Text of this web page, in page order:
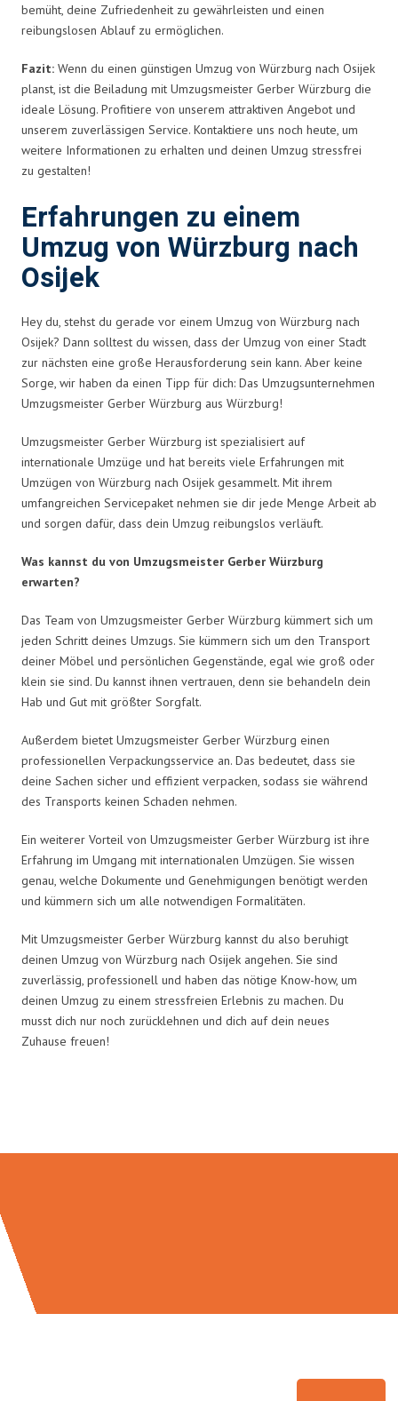
bemüht, deine Zufriedenheit zu gewährleisten und einen
reibungslosen Ablauf zu ermöglichen.
Fazit: Wenn du einen günstigen Umzug von Würzburg nach Osijek
planst, ist die Beiladung mit Umzugsmeister Gerber Würzburg die
ideale Lösung. Profitiere von unserem attraktiven Angebot und
unserem zuverlässigen Service. Kontaktiere uns noch heute, um
weitere Informationen zu erhalten und deinen Umzug stressfrei
zu gestalten!
Erfahrungen zu einem
Umzug von Würzburg nach
Osijek
Hey du, stehst du gerade vor einem Umzug von Würzburg nach
Osijek? Dann solltest du wissen, dass der Umzug von einer Stadt
zur nächsten eine große Herausforderung sein kann. Aber keine
Sorge, wir haben da einen Tipp für dich: Das Umzugsunternehmen
Umzugsmeister Gerber Würzburg aus Würzburg!
Umzugsmeister Gerber Würzburg ist spezialisiert auf
internationale Umzüge und hat bereits viele Erfahrungen mit
Umzügen von Würzburg nach Osijek gesammelt. Mit ihrem
umfangreichen Servicepaket nehmen sie dir jede Menge Arbeit ab
und sorgen dafür, dass dein Umzug reibungslos verläuft.
Was kannst du von Umzugsmeister Gerber Würzburg
erwarten?
Das Team von Umzugsmeister Gerber Würzburg kümmert sich um
jeden Schritt deines Umzugs. Sie kümmern sich um den Transport
deiner Möbel und persönlichen Gegenstände, egal wie groß oder
klein sie sind. Du kannst ihnen vertrauen, denn sie behandeln dein
Hab und Gut mit größter Sorgfalt.
Außerdem bietet Umzugsmeister Gerber Würzburg einen
professionellen Verpackungsservice an. Das bedeutet, dass sie
deine Sachen sicher und effizient verpacken, sodass sie während
des Transports keinen Schaden nehmen.
Ein weiterer Vorteil von Umzugsmeister Gerber Würzburg ist ihre
Erfahrung im Umgang mit internationalen Umzügen. Sie wissen
genau, welche Dokumente und Genehmigungen benötigt werden
und kümmern sich um alle notwendigen Formalitäten.
Mit Umzugsmeister Gerber Würzburg kannst du also beruhigt
deinen Umzug von Würzburg nach Osijek angehen. Sie sind
zuverlässig, professionell und haben das nötige Know-how, um
deinen Umzug zu einem stressfreien Erlebnis zu machen. Du
musst dich nur noch zurücklehnen und dich auf dein neues
Zuhause freuen!